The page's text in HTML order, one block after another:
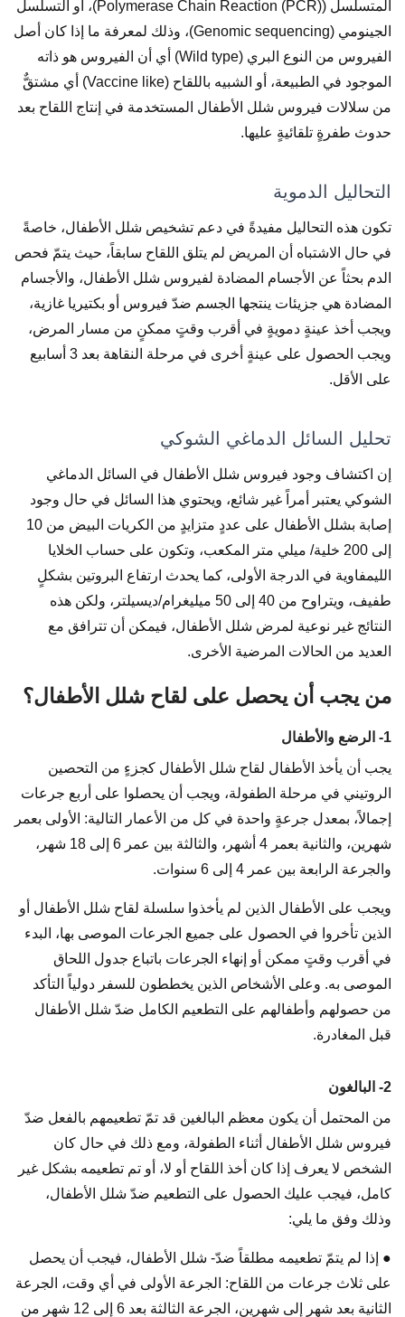
المتسلسل (Polymerase Chain Reaction (PCR))، أو التسلسل
الجينومي (Genomic sequencing)، وذلك لمعرفة ما إذا كان أصل
الفيروس من النوع البري (Wild type) أي أن الفيروس هو ذاته
الموجود في الطبيعة، أو الشبيه باللقاح (Vaccine like) أي مشتقٌّ
من سلالات فيروس شلل الأطفال المستخدمة في إنتاج اللقاح بعد
حدوث طفرةٍ تلقائيةٍ عليها.
التحاليل الدموية
تكون هذه التحاليل مفيدةً في دعم تشخيص شلل الأطفال، خاصةً
في حال الاشتباه أن المريض لم يتلق اللقاح سابقاً، حيث يتمّ فحص
الدم بحثاً عن الأجسام المضادة لفيروس شلل الأطفال، والأجسام
المضادة هي جزيئات ينتجها الجسم ضدّ فيروس أو بكتيريا غازية،
ويجب أخذ عينةٍ دمويةٍ في أقرب وقتٍ ممكنٍ من مسار المرض،
ويجب الحصول على عينةٍ أخرى في مرحلة النقاهة بعد 3 أسابيع
على الأقل.
تحليل السائل الدماغي الشوكي
إن اكتشاف وجود فيروس شلل الأطفال في السائل الدماغي
الشوكي يعتبر أمراً غير شائع، ويحتوي هذا السائل في حال وجود
إصابة بشلل الأطفال على عددٍ متزايدٍ من الكريات البيض من 10
إلى 200 خلية/ ميلي متر المكعب، وتكون على حساب الخلايا
الليمفاوية في الدرجة الأولى، كما يحدث ارتفاع البروتين بشكلٍ
طفيف، ويتراوح من 40 إلى 50 ميليغرام/ديسيلتر، ولكن هذه
النتائج غير نوعية لمرض شلل الأطفال، فيمكن أن تترافق مع
العديد من الحالات المرضية الأخرى.
من يجب أن يحصل على لقاح شلل الأطفال؟
1- الرضع والأطفال
يجب أن يأخذ الأطفال لقاح شلل الأطفال كجزءٍ من التحصين
الروتيني في مرحلة الطفولة، ويجب أن يحصلوا على أربع جرعات
إجمالاً، بمعدل جرعةٍ واحدة في كل من الأعمار التالية: الأولى بعمر
شهرين، والثانية بعمر 4 أشهر، والثالثة بين عمر 6 إلى 18 شهر،
والجرعة الرابعة بين عمر 4 إلى 6 سنوات.
ويجب على الأطفال الذين لم يأخذوا سلسلة لقاح شلل الأطفال أو
الذين تأخروا في الحصول على جميع الجرعات الموصى بها، البدء
في أقرب وقتٍ ممكن أو إنهاء الجرعات باتباع جدول اللحاق
الموصى به. وعلى الأشخاص الذين يخططون للسفر دولياً التأكد
من حصولهم وأطفالهم على التطعيم الكامل ضدّ شلل الأطفال
قبل المغادرة.
2- البالغون
من المحتمل أن يكون معظم البالغين قد تمّ تطعيمهم بالفعل ضدّ
فيروس شلل الأطفال أثناء الطفولة، ومع ذلك في حال كان
الشخص لا يعرف إذا كان أخذ اللقاح أو لا، أو تم تطعيمه بشكل غير
كامل، فيجب عليك الحصول على التطعيم ضدّ شلل الأطفال،
وذلك وفق ما يلي:
● إذا لم يتمّ تطعيمه مطلقاً ضدّ- شلل الأطفال، فيجب أن يحصل
على ثلاث جرعات من اللقاح: الجرعة الأولى في أي وقت، الجرعة
الثانية بعد شهر إلى شهرين، الجرعة الثالثة بعد 6 إلى 12 شهر من